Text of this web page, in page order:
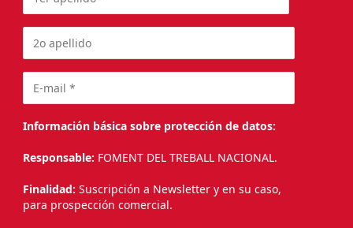
Información básica sobre protección de datos:
Responsable: FOMENT DEL TREBALL NACIONAL.
Finalidad: Suscripción a Newsletter y en su caso,
para prospección comercial.